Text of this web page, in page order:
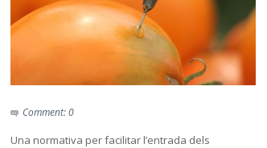
Comment: 0
Una normativa per facilitar l’entrada dels